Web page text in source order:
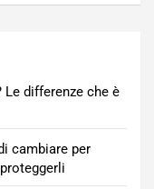
differenze che è
cambiare per